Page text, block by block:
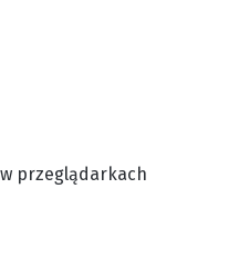
przeglądarkach